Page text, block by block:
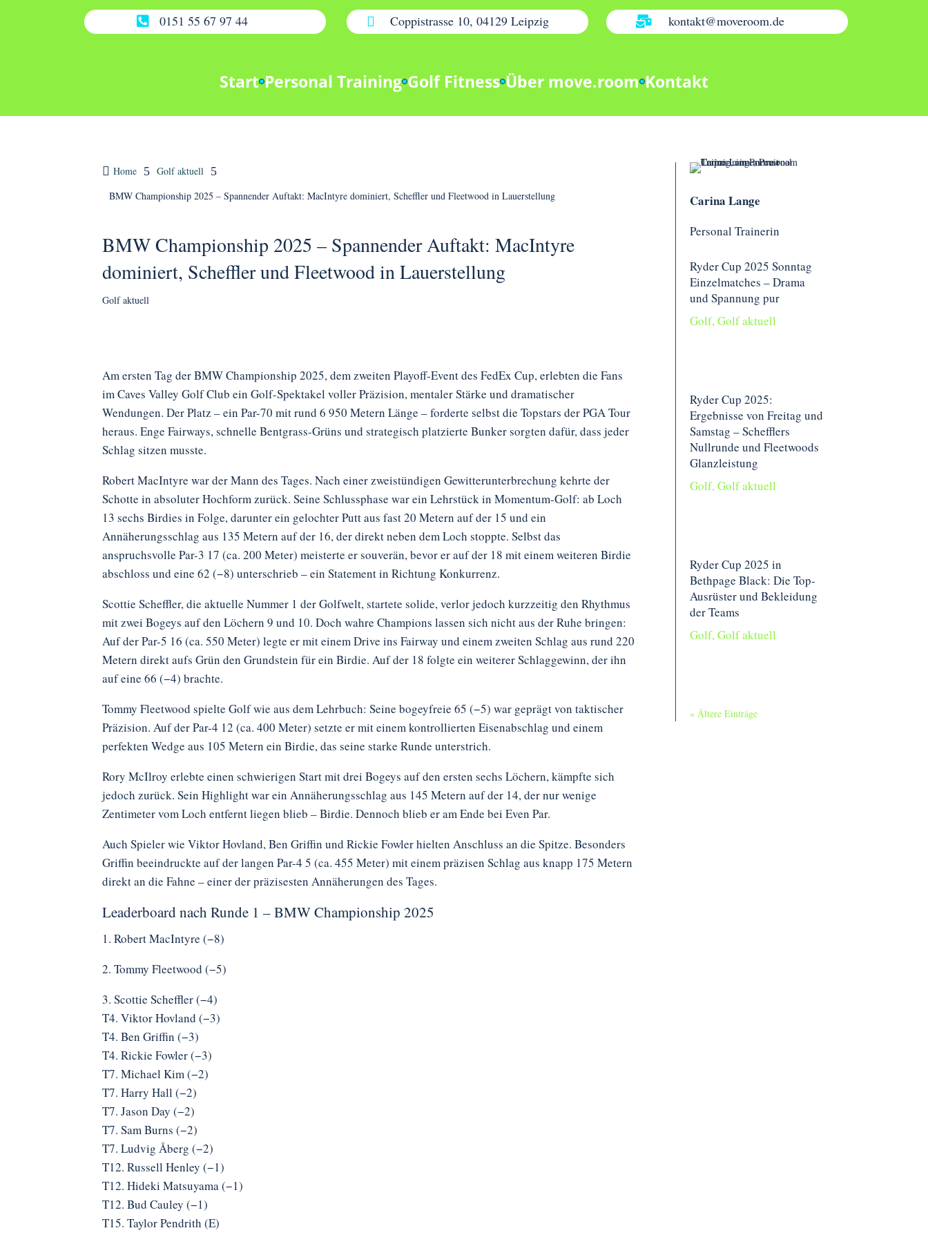
 0151 55 67 97 44  Coppistrasse 10, 04129 Leipzig  kontakt@moveroom.de
Start Personal Training Golf Fitness Über move.room Kontakt
 Home 5 Golf aktuell 5
BMW Championship 2025 – Spannender Auftakt: MacIntyre dominiert, Scheffler und Fleetwood in Lauerstellung
BMW Championship 2025 – Spannender Auftakt: MacIntyre
dominiert, Scheffler und Fleetwood in Lauerstellung
Golf aktuell
Am ersten Tag der BMW Championship 2025, dem zweiten Playoff-Event des FedEx Cup, erlebten die Fans
im Caves Valley Golf Club ein Golf-Spektakel voller Präzision, mentaler Stärke und dramatischer
Wendungen. Der Platz – ein Par-70 mit rund 6 950 Metern Länge – forderte selbst die Topstars der PGA Tour
heraus. Enge Fairways, schnelle Bentgrass-Grüns und strategisch platzierte Bunker sorgten dafür, dass jeder
Schlag sitzen musste.
Robert MacIntyre war der Mann des Tages. Nach einer zweistündigen Gewitterunterbrechung kehrte der
Schotte in absoluter Hochform zurück. Seine Schlussphase war ein Lehrstück in Momentum-Golf: ab Loch
13 sechs Birdies in Folge, darunter ein gelochter Putt aus fast 20 Metern auf der 15 und ein
Annäherungsschlag aus 135 Metern auf der 16, der direkt neben dem Loch stoppte. Selbst das
anspruchsvolle Par-3 17 (ca. 200 Meter) meisterte er souverän, bevor er auf der 18 mit einem weiteren Birdie
abschloss und eine 62 (−8) unterschrieb – ein Statement in Richtung Konkurrenz.
Scottie Scheffler, die aktuelle Nummer 1 der Golfwelt, startete solide, verlor jedoch kurzzeitig den Rhythmus
mit zwei Bogeys auf den Löchern 9 und 10. Doch wahre Champions lassen sich nicht aus der Ruhe bringen:
Auf der Par-5 16 (ca. 550 Meter) legte er mit einem Drive ins Fairway und einem zweiten Schlag aus rund 220
Metern direkt aufs Grün den Grundstein für ein Birdie. Auf der 18 folgte ein weiterer Schlaggewinn, der ihn
auf eine 66 (−4) brachte.
Tommy Fleetwood spielte Golf wie aus dem Lehrbuch: Seine bogeyfreie 65 (−5) war geprägt von taktischer
Präzision. Auf der Par-4 12 (ca. 400 Meter) setzte er mit einem kontrollierten Eisenabschlag und einem
perfekten Wedge aus 105 Metern ein Birdie, das seine starke Runde unterstrich.
Rory McIlroy erlebte einen schwierigen Start mit drei Bogeys auf den ersten sechs Löchern, kämpfte sich
jedoch zurück. Sein Highlight war ein Annäherungsschlag aus 145 Metern auf der 14, der nur wenige
Zentimeter vom Loch entfernt liegen blieb – Birdie. Dennoch blieb er am Ende bei Even Par.
Auch Spieler wie Viktor Hovland, Ben Griffin und Rickie Fowler hielten Anschluss an die Spitze. Besonders
Griffin beeindruckte auf der langen Par-4 5 (ca. 455 Meter) mit einem präzisen Schlag aus knapp 175 Metern
direkt an die Fahne – einer der präzisesten Annäherungen des Tages.
Leaderboard nach Runde 1 – BMW Championship 2025
1. Robert MacIntyre (−8)
2. Tommy Fleetwood (−5)
3. Scottie Scheffler (−4)
T4. Viktor Hovland (−3)
T4. Ben Griffin (−3)
T4. Rickie Fowler (−3)
T7. Michael Kim (−2)
T7. Harry Hall (−2)
T7. Jason Day (−2)
T7. Sam Burns (−2)
T7. Ludvig Åberg (−2)
T12. Russell Henley (−1)
T12. Hideki Matsuyama (−1)
T12. Bud Cauley (−1)
T15. Taylor Pendrith (E)
Carina Lange
Personal Trainerin
Ryder Cup 2025 Sonntag
Einzelmatches – Drama
und Spannung pur
Golf,Golf aktuell
Ryder Cup 2025:
Ergebnisse von Freitag und
Samstag – Schefflers
Nullrunde und Fleetwoods
Glanzleistung
Golf,Golf aktuell
Ryder Cup 2025 in
Bethpage Black: Die Top-
Ausrüster und Bekleidung
der Teams
Golf,Golf aktuell
« Ältere Einträge